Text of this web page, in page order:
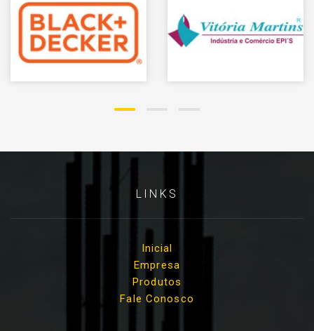
LINKS
Inicial
Empresa
Produtos
Fale Conosco